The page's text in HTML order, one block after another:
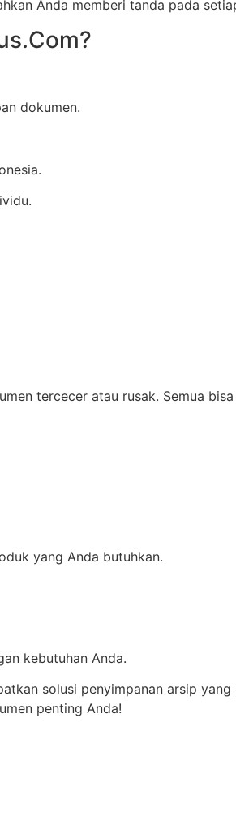
Anda memberi tanda pada
dokumen.
tercecer atau rusak. Semua
yang Anda butuhkan.
kebutuhan Anda.
solusi penyimpanan arsip
penting Anda!